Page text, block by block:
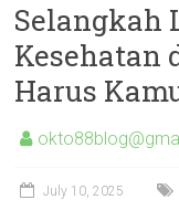
Selangkah
Kesehatan
Harus
July 10, 2025